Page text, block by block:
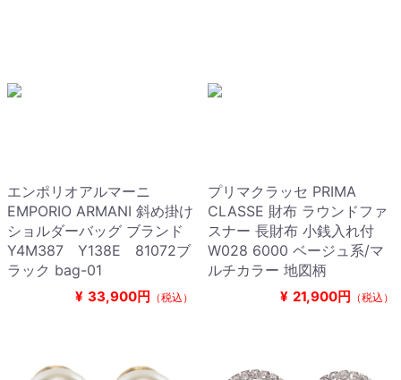
エンポリオアルマーニ
EMPORIO ARMANI 斜め掛け
ショルダーバッグ ブランド
Y4M387 Y138E 81072ブ
ラック bag-01
¥ 33,900円 （税込）
プリマクラッセ PRIMA
CLASSE 財布 ラウンドファ
スナー 長財布 小銭入れ付
W028 6000 ベージュ系/マ
ルチカラー 地図柄
¥ 21,900円 （税込）